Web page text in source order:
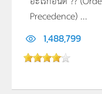
Precedence) ...
1,488,799